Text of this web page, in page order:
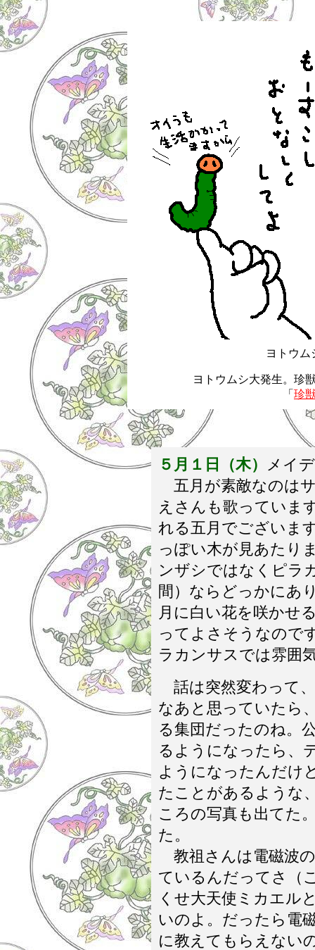
ヨトウ
ヨトウムシ大発生。珍
「 珍
５月１日（木）
メイ
五月が素敵なのは
えさんも歌っていま
れる五月でございま
っぽい木が見あたり
ンザシではなくピラ
間）ならどっかにあ
月に白い花を咲かせ
ってよさそうなので
ラカンサスでは雰囲
話は突然変わって
なあと思っていたら
る集団だったのね。
るようになったら、
ようになったんだけ
たことがあるような
ころの写真も出てた
た。
教祖さんは電磁波
ているんだってさ（
くせ大天使ミカエル
いのよ。だったら電
に教えてもらえない